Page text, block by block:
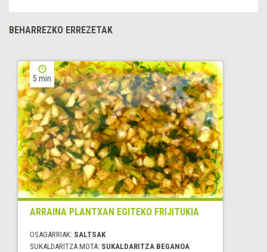
BEHARREZKO ERREZETAK
5 min
ARRAINA PLANTXAN EGITEKO FRIJITUKIA
OSAGARRIAK: SALTSAK
SUKALDARITZA MOTA: SUKALDARITZA BEGANOA